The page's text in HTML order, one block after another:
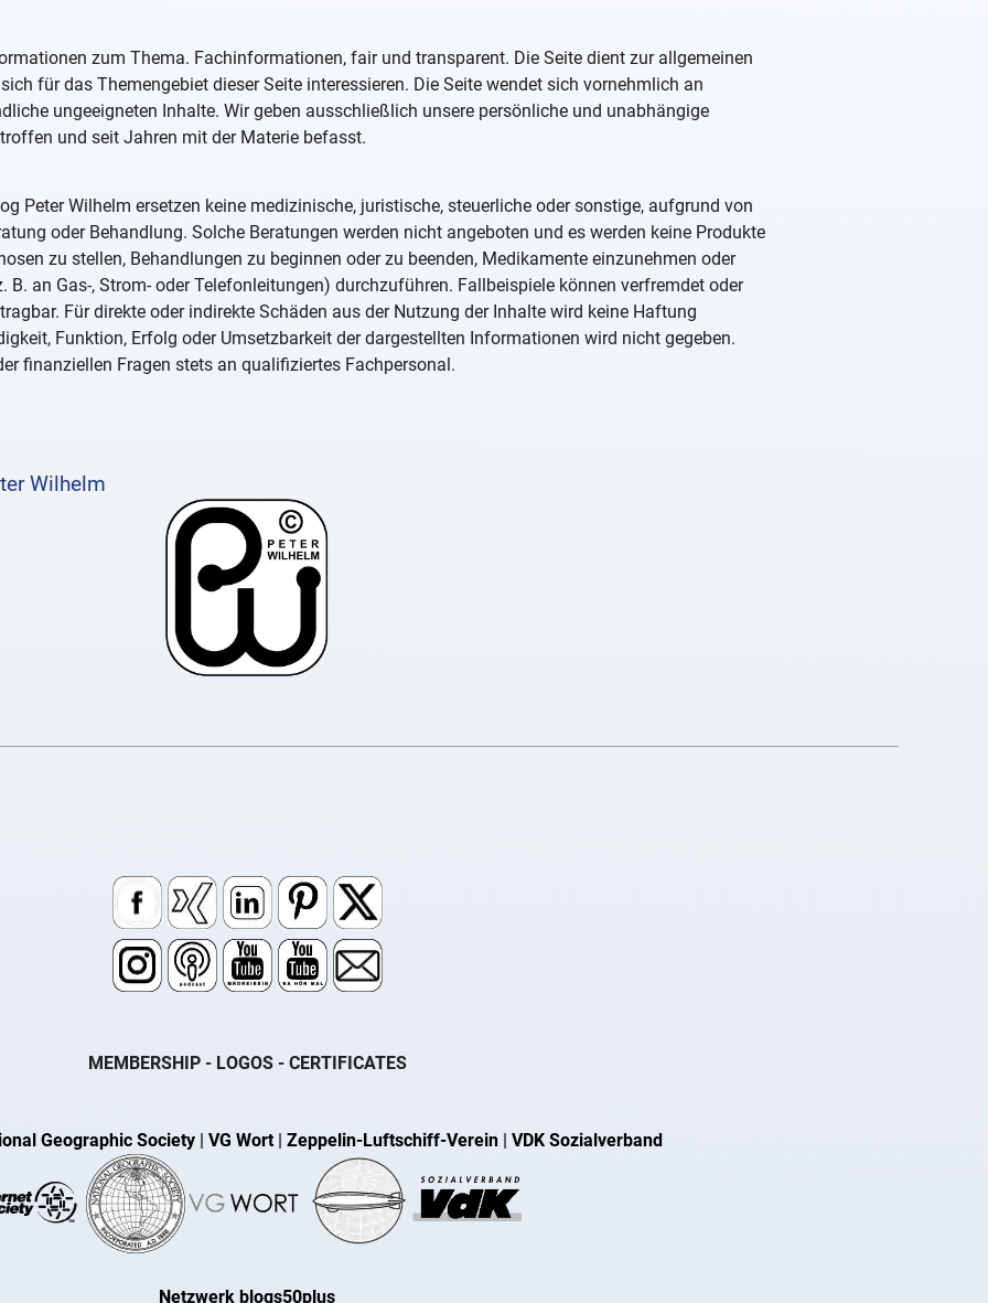
zum Thema. Fachinformationen, fair und transparent. Die Seite dient zur allgemeinen
für das Themengebiet dieser Seite interessieren. Die Seite wendet sich vornehmlich an
ungeeigneten Inhalte. Wir geben ausschließlich unsere persönliche und unabhängige
und seit Jahren mit der Materie befasst.
Peter Wilhelm ersetzen keine medizinische, juristische, steuerliche oder sonstige, aufgrund von
oder Behandlung. Solche Beratungen werden nicht angeboten und es werden keine Produkte
zu stellen, Behandlungen zu beginnen oder zu beenden, Medikamente einzunehmen oder
an Gas-, Strom- oder Telefonleitungen) durchzuführen. Fallbeispiele können verfremdet oder
Für direkte oder indirekte Schäden aus der Nutzung der Inhalte wird keine Haftung
Funktion, Erfolg oder Umsetzbarkeit der dargestellten Informationen wird nicht gegeben.
finanziellen Fragen stets an qualifiziertes Fachpersonal.
Wilhelm
MEMBERSHIP - LOGOS - CERTIFICATES
Geographic Society | VG Wort| Zeppelin-Luftschiff-Verein | VDK Sozialverband
Netzwerk blogs50plus